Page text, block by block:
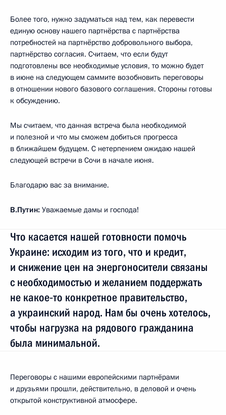
Более того, нужно задуматься над тем, как перевести
единую основу нашего партнёрства с партнёрства
потребностей на партнёрство добровольного выбора,
партнёрство согласия. Считаем, что если будут
подготовлены все необходимые условия, то можно будет
в июне на следующем саммите возобновить переговоры
в отношении нового базового соглашения. Стороны готовы
к обсуждению.
Мы считаем, что данная встреча была необходимой
и полезной и что мы сможем добиться прогресса
в ближайшем будущем. С нетерпением ожидаю нашей
следующей встречи в Сочи в начале июня.
Благодарю вас за внимание.
В.Путин: Уважаемые дамы и господа!
Что касается нашей готовности помочь
Украине: исходим из того, что и кредит,
и снижение цен на энергоносители связаны
с необходимостью и желанием поддержать
не какое‑то конкретное правительство,
а украинский народ. Нам бы очень хотелось,
чтобы нагрузка на рядового гражданина
была минимальной.
Переговоры с нашими европейскими партнёрами
и друзьями прошли, действительно, в деловой и очень
открытой конструктивной атмосфере.